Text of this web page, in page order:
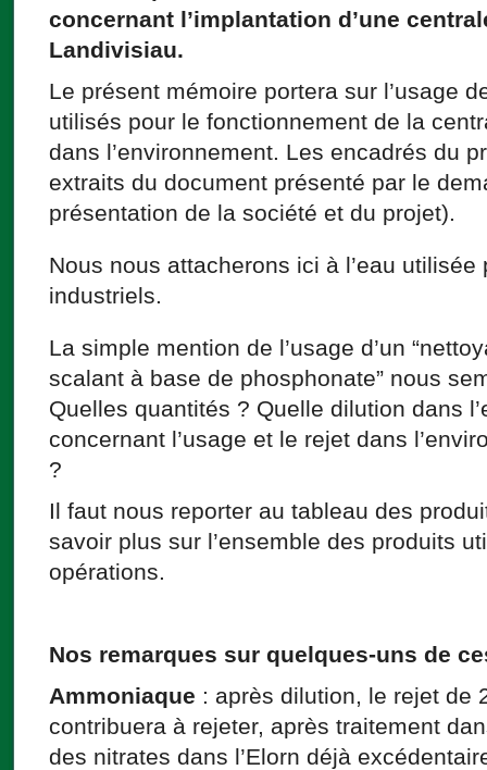
concernant l’implantation d’une
Landivisiau.
Le présent mémoire portera sur l’usage
utilisés pour le fonctionnement de la
dans l’environnement. Les encadrés du
extraits du document présenté par le
présentation de la société et du projet).
Nous nous attacherons ici à l’eau
industriels.
La simple mention de l’usage d’un
scalant à base de phosphonate” nous
Quelles quantités ? Quelle dilution dans
concernant l’usage et le rejet dans
?
Il faut nous reporter au tableau des
savoir plus sur l’ensemble des produits
opérations.
Nos remarques sur quelques-uns de
Ammoniaque : après dilution, le rejet de
contribuera à rejeter, après traitement
des nitrates dans l’Elorn déjà